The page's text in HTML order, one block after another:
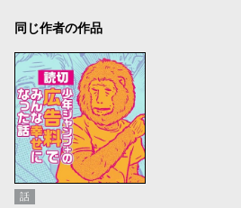
同じ作者の作品
話